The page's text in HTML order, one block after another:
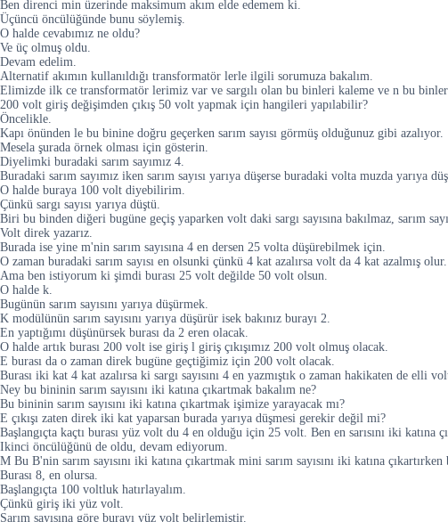
Ben direnci min üzerinde maksimum akım elde edemem ki.
Üçüncü öncülüğünde bunu söylemiş.
O halde cevabımız ne oldu?
Ve üç olmuş oldu.
Devam edelim.
Alternatif akımın kullanıldığı transformatör lerle ilgili sorumuza bakalım.
Elimizde ilk ce transformatör lerimiz var ve sargılı olan bu binleri kaleme ve n bu
200 volt giriş değişimden çıkış 50 volt yapmak için hangileri yapılabilir?
Öncelikle.
Kapı önünden le bu binine doğru geçerken sarım sayısı görmüş olduğunuz gibi azalıyor.
Mesela şurada örnek olması için gösterin.
Diyelimki buradaki sarım sayımız 4.
Buradaki sarım sayımız iken sarım sayısı yarıya düşerse buradaki volta muzda yarıya
O halde buraya 100 volt diyebilirim.
Çünkü sargı sayısı yarıya düştü.
Biri bu binden diğeri bugüne geçiş yaparken volt daki sargı sayısına bakılmaz, sarım
Volt direk yazarız.
Burada ise yine m'nin sarım sayısına 4 en dersen 25 volta düşürebilmek için.
O zaman buradaki sarım sayısı en olsunki çünkü 4 kat azalırsa volt da 4 kat azalmış olur.
Ama ben istiyorum ki şimdi burası 25 volt değilde 50 volt olsun.
O halde k.
Bugünün sarım sayısını yarıya düşürmek.
K modülünün sarım sayısını yarıya düşürür isek bakınız burayı 2.
En yaptığımı düşünürsek burası da 2 eren olacak.
O halde artık burası 200 volt ise giriş l giriş çıkışımız 200 volt olmuş olacak.
E burası da o zaman direk bugüne geçtiğimiz için 200 volt olacak.
Burası iki kat 4 kat azalırsa ki sargı sayısını 4 en yazmıştık o zaman hakikaten de elli
Ney bu bininin sarım sayısını iki katına çıkartmak bakalım ne?
Bu bininin sarım sayısını iki katına çıkartmak işimize yarayacak mı?
E çıkışı zaten direk iki kat yaparsan burada yarıya düşmesi gerekir değil mi?
Başlangıçta kaçtı burası yüz volt du 4 en olduğu için 25 volt. Ben en sarısını iki katına
Ikinci öncülüğünü de oldu, devam ediyorum.
M Bu B'nin sarım sayısını iki katına çıkartmak mini sarım sayısını iki katına
Burası 8, en olursa.
Başlangıçta 100 voltluk hatırlayalım.
Çünkü giriş iki yüz volt.
Sarım sayısına göre burayı yüz volt belirlemiştir.